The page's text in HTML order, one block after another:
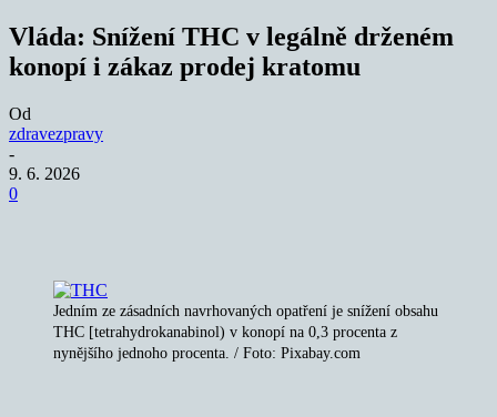
Vláda: Snížení THC v legálně drženém
konopí i zákaz prodej kratomu
Od
zdravezpravy
-
9. 6. 2026
0
Jedním ze zásadních navrhovaných opatření je snížení obsahu
THC [tetrahydrokanabinol) v konopí na 0,3 procenta z
nynějšího jednoho procenta. / Foto: Pixabay.com